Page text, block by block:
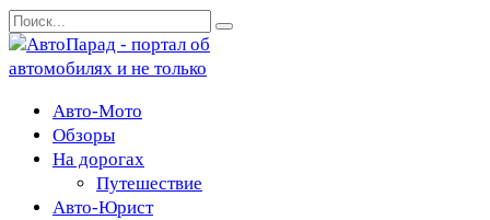
Перейти
к
содержанию
Search
for:
Авто-Мото
Обзоры
На дорогах
Путешествие
Авто-Юрист